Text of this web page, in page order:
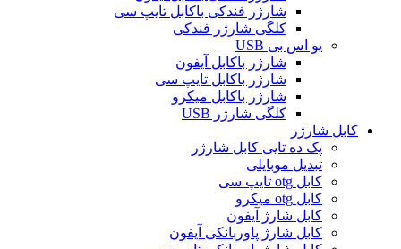
شارژر فندکی باکابل تایپ سی
کلگی شارژر فندکی
یو اس بی USB
شارژر باکابل آیفون
شارژر باکابل تایپ سی
شارژر باکابل میکرو
کلگی شارژر USB
کابل شارژر
پک ده تایی کابل شارژر
تبدیل موبایلی
کابل otg تایپ سی
کابل otg میکرو
کابل شارژ آیفون
کابل شارژ پاوربانکی آیفون